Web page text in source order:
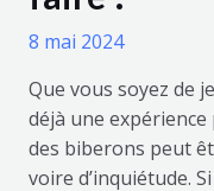
8 mai 2024
Que vous soyez de
déjà une
des biberons peut
voire d’inquiétude.